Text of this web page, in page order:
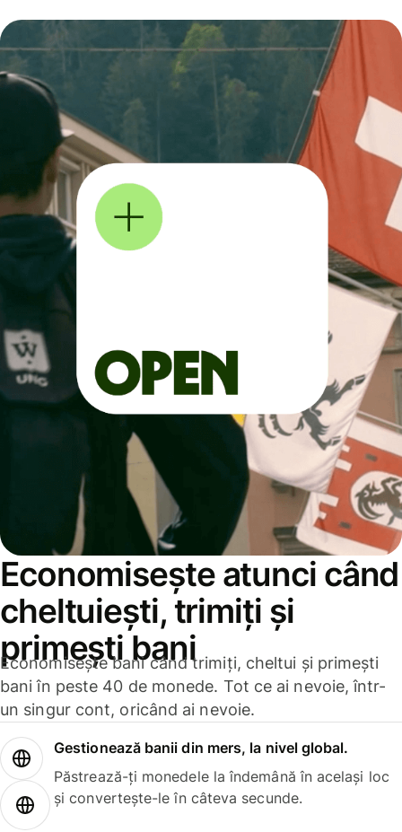
Economisește atunci când
cheltuiești, trimiți și
primești bani
Economisește bani când trimiți, cheltui și primești
bani în peste 40 de monede. Tot ce ai nevoie, într-
un singur cont, oricând ai nevoie.
Gestionează banii din mers, la nivel global.
Păstrează-ți monedele la îndemână în același loc
și convertește-le în câteva secunde.